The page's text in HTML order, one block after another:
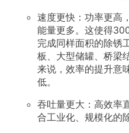
速度更快：功率更高
能量更多。这使得
完成同样面积的除锈
板、大型储罐、桥梁
来说，效率的提升意
低。
吞吐量更大：高效率
合工业化、规模化的